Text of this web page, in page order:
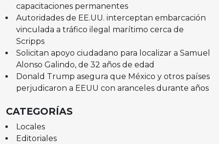
capacitaciones permanentes
Autoridades de EE.UU. interceptan embarcación
vinculada a tráfico ilegal marítimo cerca de
Scripps
Solicitan apoyo ciudadano para localizar a Samuel
Alonso Galindo, de 32 años de edad
Donald Trump asegura que México y otros países
perjudicaron a EEUU con aranceles durante años
CATEGORÍAS
Locales
Editoriales